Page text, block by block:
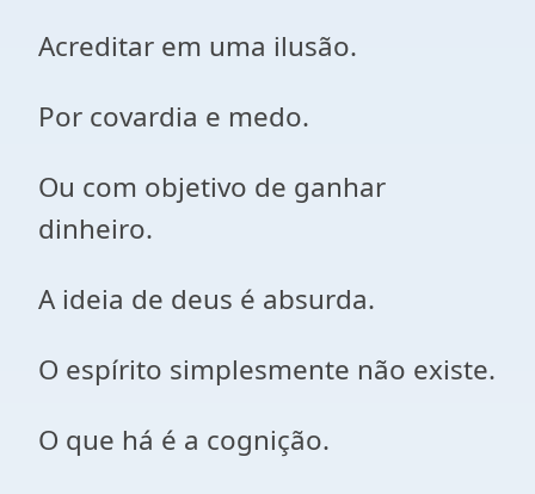
Acreditar em uma ilusão.
Por covardia e medo.
Ou com objetivo de ganhar
dinheiro.
A ideia de deus é absurda.
O espírito simplesmente não existe.
O que há é a cognição.